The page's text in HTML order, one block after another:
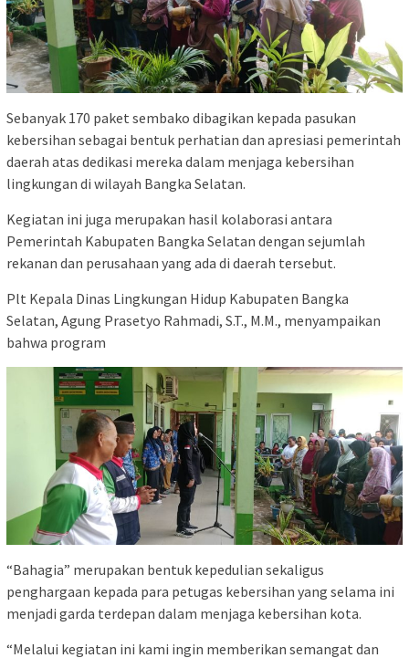
Sebanyak 170 paket sembako dibagikan kepada pasukan
kebersihan sebagai bentuk perhatian dan apresiasi pemerintah
daerah atas dedikasi mereka dalam menjaga kebersihan
lingkungan di wilayah Bangka Selatan.
Kegiatan ini juga merupakan hasil kolaborasi antara
Pemerintah Kabupaten Bangka Selatan dengan sejumlah
rekanan dan perusahaan yang ada di daerah tersebut.
Plt Kepala Dinas Lingkungan Hidup Kabupaten Bangka
Selatan, Agung Prasetyo Rahmadi, S.T., M.M., menyampaikan
bahwa program
“Bahagia” merupakan bentuk kepedulian sekaligus
penghargaan kepada para petugas kebersihan yang selama ini
menjadi garda terdepan dalam menjaga kebersihan kota.
“Melalui kegiatan ini kami ingin memberikan semangat dan